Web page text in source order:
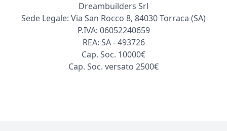
Dreambuilders Srl
Sede Legale: Via San Rocco 8, 84030 Torraca (SA)
P.IVA: 06052240659
REA: SA - 493726
Cap. Soc. 10000€
Cap. Soc. versato 2500€